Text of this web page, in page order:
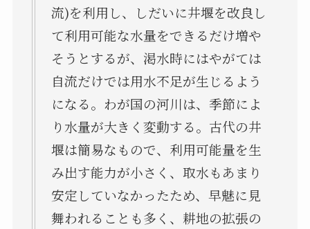
流)を利用し、しだいに井堰を改良し
て利用可能な水量をできるだけ増や
そうとするが、渇水時にはやがては
自流だけでは用水不足が生じるよう
になる。わが国の河川は、季節によ
り水量が大きく変動する。古代の井
堰は簡易なもので、利用可能量を生
み出す能力が小さく、取水もあまり
安定していなかったため、早魅に見
舞われることも多く、耕地の拡張の